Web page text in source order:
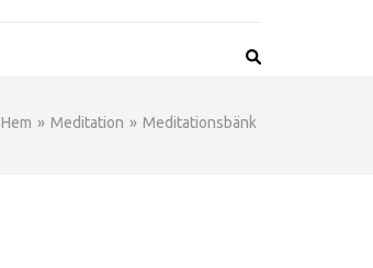
Hem » Meditation » Meditationsbänk